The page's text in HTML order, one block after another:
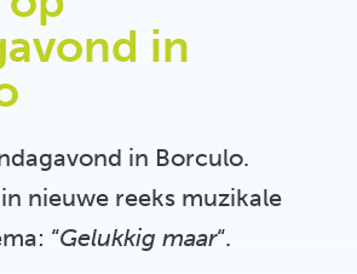
in
in Borculo.
nieuwe reeks muzikale
“Gelukkig maar“.